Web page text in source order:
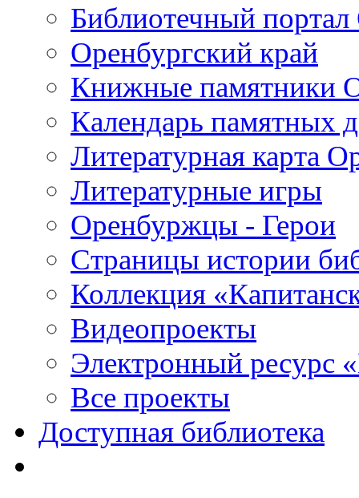
Библиотечный портал
Оренбургский край
Книжные памятники
Календарь памятных
Литературная карта
Литературные игры
Оренбуржцы - Герои
Страницы истории
Коллекция
Видеопроекты
Электронный ресурс
Все проекты
Доступная библиотека